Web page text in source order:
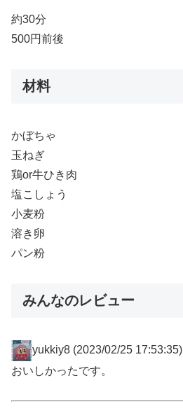
約30分
500円前後
材料
かぼちゃ
玉ねぎ
鶏or牛ひき肉
塩こしょう
小麦粉
溶き卵
パン粉
みんなのレビュー
yukkiy8 (2023/02/25 17:53:35)
おいしかったです。